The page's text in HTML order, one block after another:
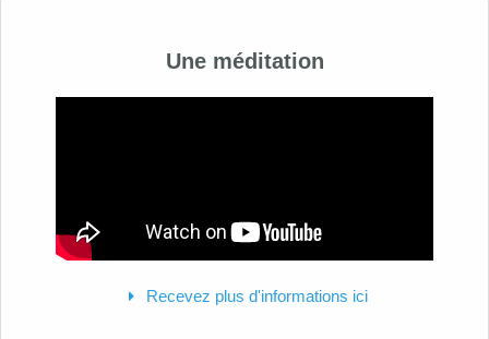
Une méditation
Recevez plus d'informations ici